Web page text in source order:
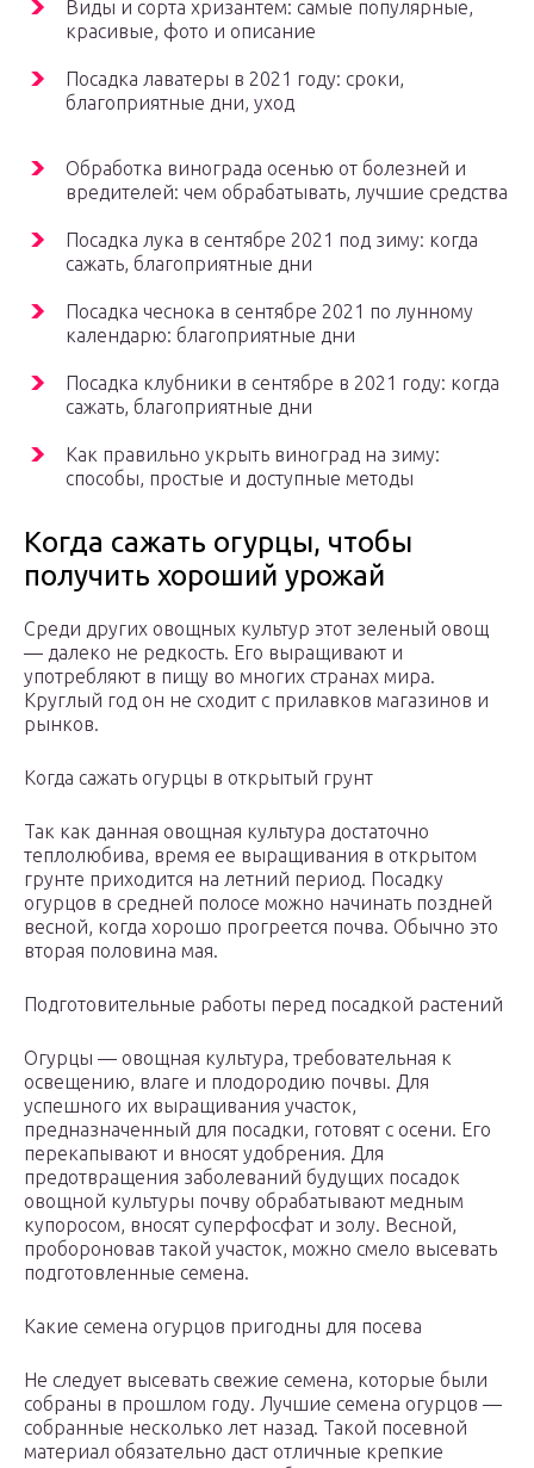
Виды и сорта хризантем: самые популярные,
красивые, фото и описание
Посадка лаватеры в 2021 году: сроки,
благоприятные дни, уход
Обработка винограда осенью от болезней и
вредителей: чем обрабатывать, лучшие средства
Посадка лука в сентябре 2021 под зиму: когда
сажать, благоприятные дни
Посадка чеснока в сентябре 2021 по лунному
календарю: благоприятные дни
Посадка клубники в сентябре в 2021 году: когда
сажать, благоприятные дни
Как правильно укрыть виноград на зиму:
способы, простые и доступные методы
Когда сажать огурцы, чтобы
получить хороший урожай
Среди других овощных культур этот зеленый овощ
— далеко не редкость. Его выращивают и
употребляют в пищу во многих странах мира.
Круглый год он не сходит с прилавков магазинов и
рынков.
Когда сажать огурцы в открытый грунт
Так как данная овощная культура достаточно
теплолюбива, время ее выращивания в открытом
грунте приходится на летний период. Посадку
огурцов в средней полосе можно начинать поздней
весной, когда хорошо прогреется почва. Обычно это
вторая половина мая.
Подготовительные работы перед посадкой растений
Огурцы — овощная культура, требовательная к
освещению, влаге и плодородию почвы. Для
успешного их выращивания участок,
предназначенный для посадки, готовят с осени. Его
перекапывают и вносят удобрения. Для
предотвращения заболеваний будущих посадок
овощной культуры почву обрабатывают медным
купоросом, вносят суперфосфат и золу. Весной,
пробороновав такой участок, можно смело высевать
подготовленные семена.
Какие семена огурцов пригодны для посева
Не следует высевать свежие семена, которые были
собраны в прошлом году. Лучшие семена огурцов —
собранные несколько лет назад. Такой посевной
материал обязательно даст отличные крепкие